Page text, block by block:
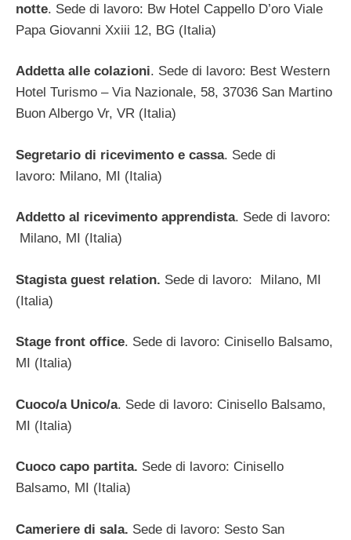
notte. Sede di lavoro: Bw Hotel Cappello D’oro Viale
Papa Giovanni Xxiii 12, BG (Italia)
Addetta alle colazioni. Sede di lavoro: Best Western
Hotel Turismo – Via Nazionale, 58, 37036 San Martino
Buon Albergo Vr, VR (Italia)
Segretario di ricevimento e cassa. Sede di
lavoro: Milano, MI (Italia)
Addetto al ricevimento apprendista. Sede di lavoro:
Milano, MI (Italia)
Stagista guest relation. Sede di lavoro: Milano, MI
(Italia)
Stage front office. Sede di lavoro: Cinisello Balsamo,
MI (Italia)
Cuoco/a Unico/a. Sede di lavoro: Cinisello Balsamo,
MI (Italia)
Cuoco capo partita. Sede di lavoro: Cinisello
Balsamo, MI (Italia)
Cameriere di sala. Sede di lavoro: Sesto San